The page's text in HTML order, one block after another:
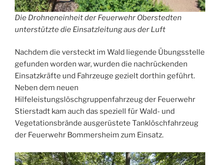
Die Drohneneinheit der Feuerwehr Oberstedten
unterstützte die Einsatzleitung aus der Luft
Nachdem die versteckt im Wald liegende Übungsstelle
gefunden worden war, wurden die nachrückenden
Einsatzkräfte und Fahrzeuge gezielt dorthin geführt.
Neben dem neuen
Hilfeleistungslöschgruppenfahrzeug der Feuerwehr
Stierstadt kam auch das speziell für Wald- und
Vegetationsbrände ausgerüstete Tanklöschfahrzeug
der Feuerwehr Bommersheim zum Einsatz.